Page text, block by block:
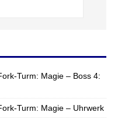
Turm: Magie – Boss 4:
Turm: Magie – Uhrwerk